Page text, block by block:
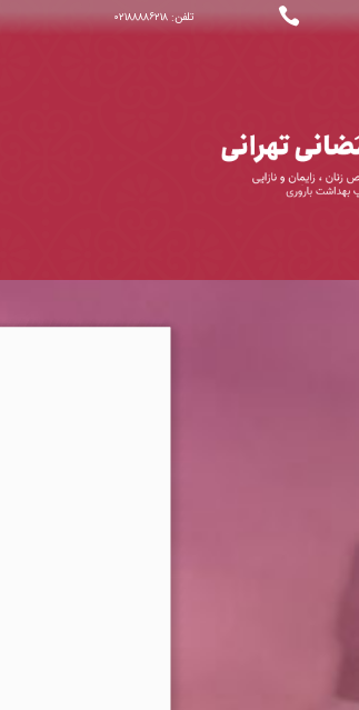
 تلفن: ۰۲۱۸۸۸۸۶۲۱۸